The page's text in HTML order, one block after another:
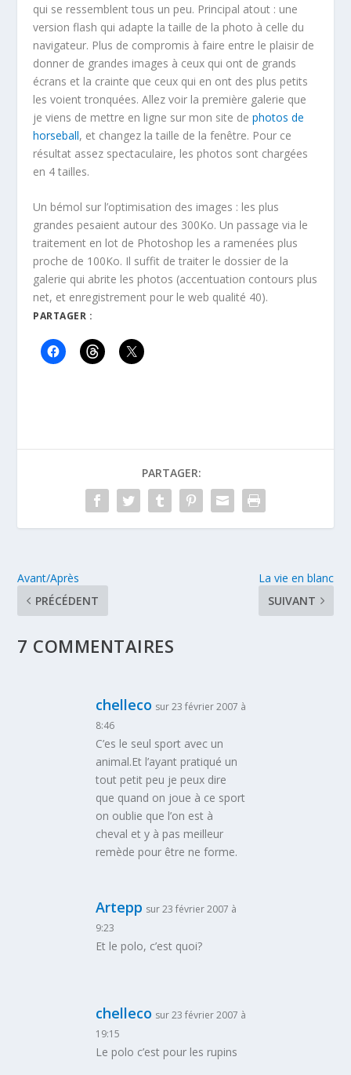
qui se ressemblent tous un peu. Principal atout : une
version flash qui adapte la taille de la photo à celle du
navigateur. Plus de compromis à faire entre le plaisir de
donner de grandes images à ceux qui ont de grands
écrans et la crainte que ceux qui en ont des plus petits
les voient tronquées. Allez voir la première galerie que
je viens de mettre en ligne sur mon site dephotos de
horseball, et changez la taille de la fenêtre. Pour ce
résultat assez spectaculaire, les photos sont chargées
en 4 tailles.
Un bémol sur l’optimisation des images : les plus
grandes pesaient autour des 300Ko. Un passage via le
traitement en lot de Photoshop les a ramenées plus
proche de 100Ko. Il suffit de traiter le dossier de la
galerie qui abrite les photos (accentuation contours plus
net, et enregistrement pour le web qualité 40).
PARTAGER :
PARTAGER:
Avant/Après
PRÉCÉDENT
La vie en blanc
SUIVANT
7 COMMENTAIRES
chelleco sur 23 février 2007 à
8:46
C’es le seul sport avec un
animal.Et l’ayant pratiqué un
tout petit peu je peux dire
que quand on joue à ce sport
on oublie que l’on est à
cheval et y à pas meilleur
remède pour être ne forme.
Artepp sur 23 février 2007 à
9:23
Et le polo, c’est quoi?
chelleco sur 23 février 2007 à
19:15
Le polo c’est pour les rupins